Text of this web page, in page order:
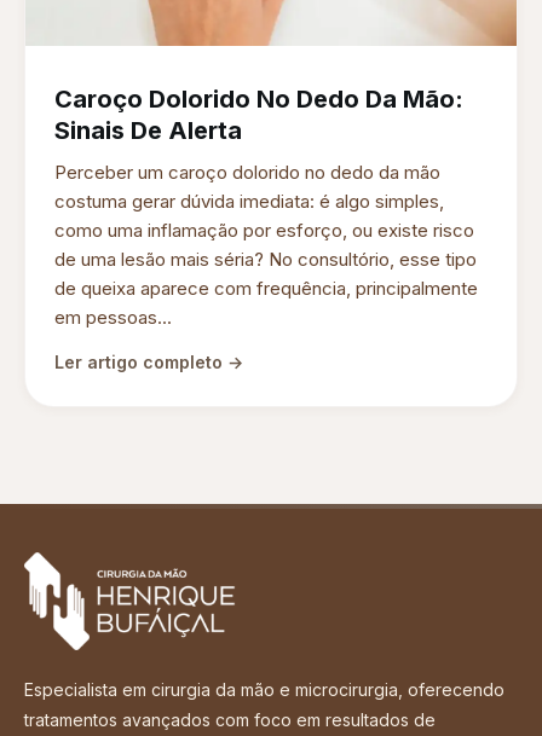
Caroço Dolorido No Dedo Da Mão:
Sinais De Alerta
Perceber um caroço dolorido no dedo da mão
costuma gerar dúvida imediata: é algo simples,
como uma inflamação por esforço, ou existe risco
de uma lesão mais séria? No consultório, esse tipo
de queixa aparece com frequência, principalmente
em pessoas...
Ler artigo completo →
Especialista em cirurgia da mão e microcirurgia, oferecendo
tratamentos avançados com foco em resultados de